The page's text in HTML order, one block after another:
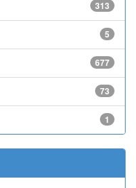
313
5
677
73
1